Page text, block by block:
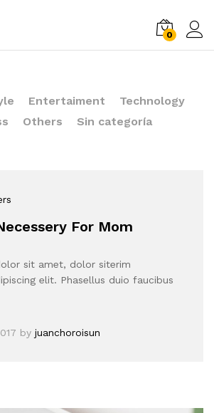
0
Entertaiment
Technology
Others Sin categoría
For Mom
sit amet, dolor siterim
elit. Phasellus duio faucibus
by juanchoroisun